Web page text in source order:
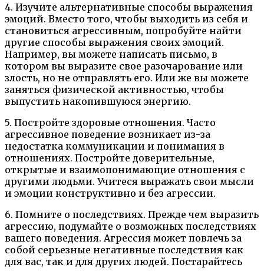
4. Изучите альтернативные способы выражения
эмоций. Вместо того, чтобы выходить из себя и
становиться агрессивным, попробуйте найти
другие способы выражения своих эмоций.
Например, вы можете написать письмо, в
котором вы выразите свое разочарование или
злость, но не отправлять его. Или же вы можете
заняться физической активностью, чтобы
выпустить накопившуюся энергию.
5. Постройте здоровые отношения. Часто
агрессивное поведение возникает из-за
недостатка коммуникации и понимания в
отношениях. Постройте доверительные,
открытые и взаимопонимающие отношения с
другими людьми. Учитеся выражать свои мысли
и эмоции конструктивно и без агрессии.
6. Помните о последствиях. Прежде чем выразить
агрессию, подумайте о возможных последствиях
вашего поведения. Агрессия может повлечь за
собой серьезные негативные последствия как
для вас, так и для других людей. Постарайтесь